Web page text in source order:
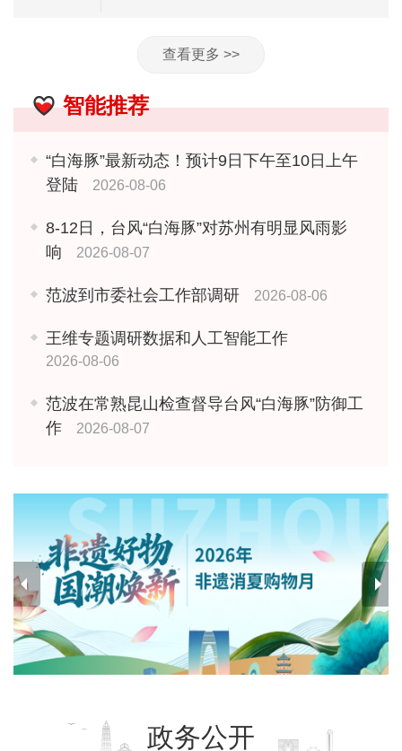
查看更多 >>
智能推荐
“白海豚”最新动态！预计9日下午至10日上午
登陆
2026-08-06
8-12日，台风“白海豚”对苏州有明显风雨影
响
2026-08-07
范波到市委社会工作部调研 2026-08-06
王维专题调研数据和人工智能工作
2026-08-06
范波在常熟昆山检查督导台风“白海豚”防御工
作
2026-08-07
政务公开